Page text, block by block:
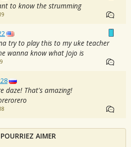
to know the strumming
try to play this to my uke teacher
wanna know what Jojo is
daze! That's amazing!
AIMER